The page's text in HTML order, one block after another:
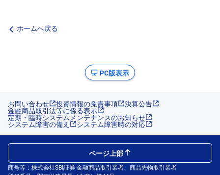
ホームへ戻る
PC版表示
お問い合わせ 投資情報の免責事項 決算公告
金融商品取引法等に係る表示
定期・臨時システムメンテナンスのお知らせ
システム障害の備え システム障害時の対応
商号等：株式会社SBI証券 金融商品取引業者、商品先物取引業者
ページ上部